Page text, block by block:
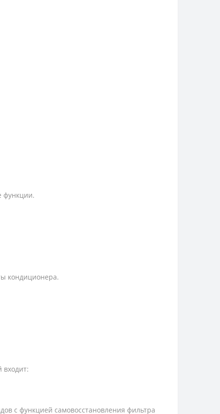
функции.
кондиционера.
входит:
с функцией самовосстановления фильтра